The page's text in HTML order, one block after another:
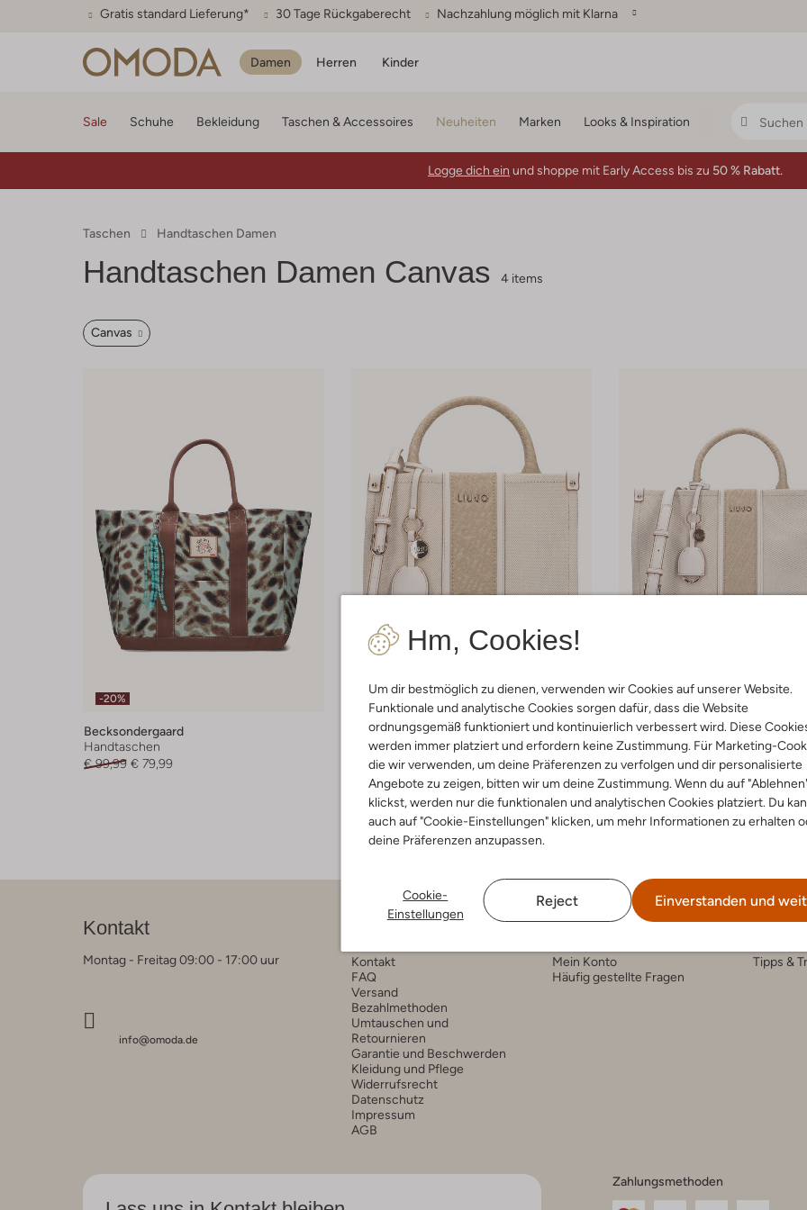
Gratis standard Lieferung* 30 Tage Rückgaberecht Nachzahlung möglich mit Klarna
Damen Herren Kinder
Hm, Cookies!
Um dir bestmöglich zu dienen, verwenden wir Cookies auf unserer Website.
Funktionale und analytische Cookies sorgen dafür, dass die Website
ordnungsgemäß funktioniert und kontinuierlich verbessert wird. Diese
werden immer platziert und erfordern keine Zustimmung. Für Marketing-
die wir verwenden, um deine Präferenzen zu verfolgen und dir personalisierte
Angebote zu zeigen, bitten wir um deine Zustimmung. Wenn du auf
klickst, werden nur die funktionalen und analytischen Cookies platziert. Du
auch auf "Cookie-Einstellungen" klicken, um mehr Informationen zu erhalten
deine Präferenzen anzupassen.
Cookie-
Einstellungen
Reject Einverstanden und
Sale Schuhe Bekleidung Taschen & Accessoires Neuheiten Marken Looks & Inspiration
Logge dich ein und shoppe mit Early Access bis zu 50 % Rabatt.
Taschen Handtaschen Damen
Handtaschen Damen Canvas 4 items
Canvas
-20%
Becksondergaard
Handtaschen
€ 99,99 € 79,99
Liu Jo
Handtaschen
€ 139,99 € 97,99
Liu Jo
Handtaschen
€ 159,99 € 127,99
Kontakt
Montag - Freitag 09:00 - 17:00 uur
info@omoda.de
Kundenservice
Kontakt
FAQ
Versand
Bezahlmethoden
Umtauschen und
Retournieren
Garantie und Beschwerden
Kleidung und Pflege
Widerrufsrecht
Datenschutz
Impressum
AGB
Account
Mein Konto
Häufig gestellte Fragen
Tipps &
Zahlungsmethoden